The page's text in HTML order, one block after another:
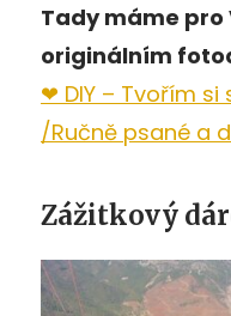
Tady máme pro
originálním
❤ DIY – Tvořím
/Ručně psané a
Zážitkový